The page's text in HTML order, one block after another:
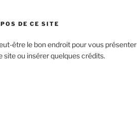
DE CE SITE
être le bon endroit pour vous présenter
site ou insérer quelques crédits.